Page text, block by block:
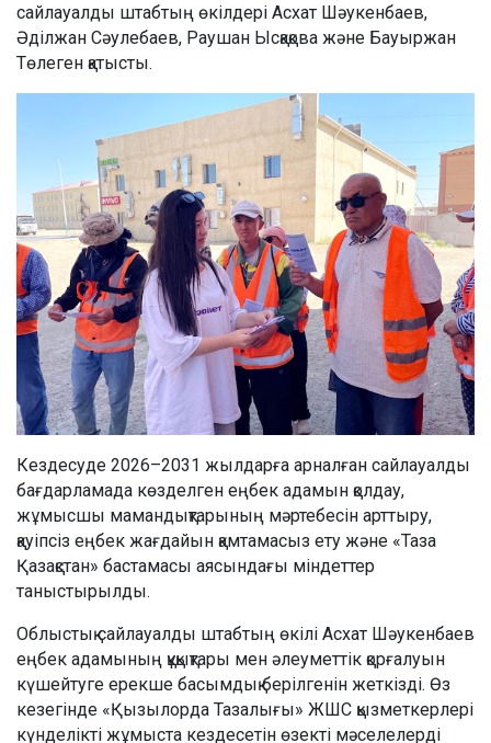
сайлауалды штабтың өкілдері Асхат Шәукенбаев,
Әділжан Сәулебаев, Раушан Ысқақова және Бауыржан
Төлеген қатысты.
Кездесуде 2026–2031 жылдарға арналған сайлауалды
бағдарламада көзделген еңбек адамын қолдау,
жұмысшы мамандықтарының мәртебесін арттыру,
қауіпсіз еңбек жағдайын қамтамасыз ету және «Таза
Қазақстан» бастамасы аясындағы міндеттер
таныстырылды.
Облыстық сайлауалды штабтың өкілі Асхат Шәукенбаев
еңбек адамының құқықтары мен әлеуметтік қорғалуын
күшейтуге ерекше басымдық берілгенін жеткізді. Өз
кезегінде «Қызылорда Тазалығы» ЖШС қызметкерлері
күнделікті жұмыста кездесетін өзекті мәселелерді